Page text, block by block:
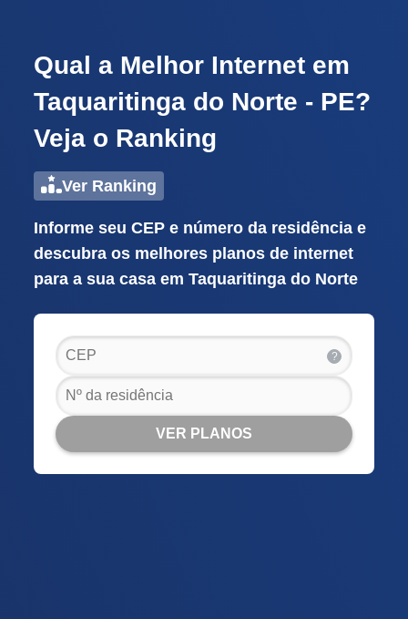
Qual a Melhor Internet em
Taquaritinga do Norte - PE?
Veja o Ranking
Ver Ranking
Informe seu CEP e número da residência e
descubra os melhores planos de internet
para a sua casa em Taquaritinga do Norte
?
VER PLANOS